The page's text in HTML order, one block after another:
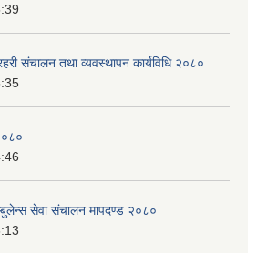
संचालन तथा व्यवस्थापन कार्यविधि २०८०
सेवा संचालन मापदण्ड २०८०